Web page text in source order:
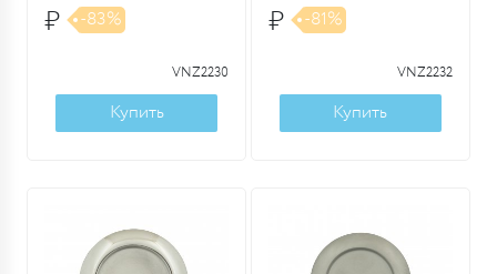
₽
-83%
VNZ2230
Купить
₽
-81%
VNZ2232
Купить